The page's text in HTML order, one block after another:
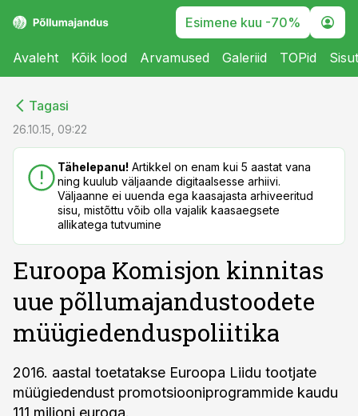
Esimene kuu -70%
Avaleht Kõik lood Arvamused Galeriid TOPid
Tagasi
26.10.15, 09:22
Tähelepanu! Artikkel on enam kui 5 aastat vana
ning kuulub väljaande digitaalsesse arhiivi.
Väljaanne ei uuenda ega kaasajasta arhiveeritud
sisu, mistõttu võib olla vajalik kaasaegsete
allikatega tutvumine
Euroopa Komisjon kinnitas
uue põllumajandustoodete
müügiedenduspoliitika
2016. aastal toetatakse Euroopa Liidu tootjate
müügiedendust promotsiooniprogrammide kaudu
111 miljoni euroga.